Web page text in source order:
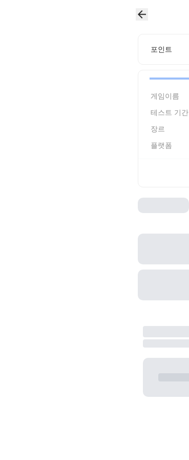
포인트
게임이름
테스트 기간
장르
플랫폼